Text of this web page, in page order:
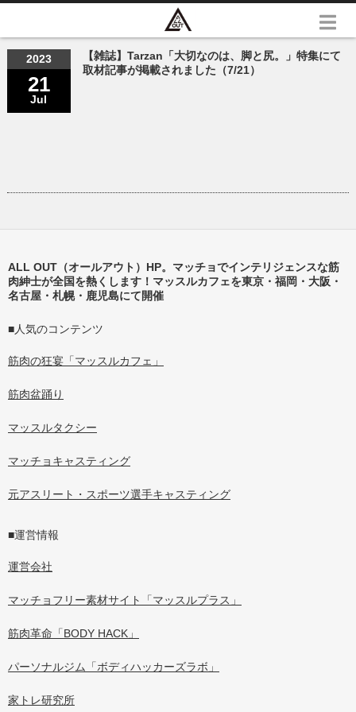
2023
21
Jul
【雑誌】Tarzan「大切なのは、脚と尻。」特集にて
取材記事が掲載されました（7/21）
ALL OUT（オールアウト）HP。マッチョでインテリジェンスな筋
肉紳士が全国を熱くします！マッスルカフェを東京・福岡・大阪・
名古屋・札幌・鹿児島にて開催
■人気のコンテンツ
筋肉の狂宴「マッスルカフェ」
筋肉盆踊り
マッスルタクシー
マッチョキャスティング
元アスリート・スポーツ選手キャスティング
■運営情報
運営会社
マッチョフリー素材サイト「マッスルプラス」
筋肉革命「BODY HACK」
パーソナルジム「ボディハッカーズラボ」
家トレ研究所